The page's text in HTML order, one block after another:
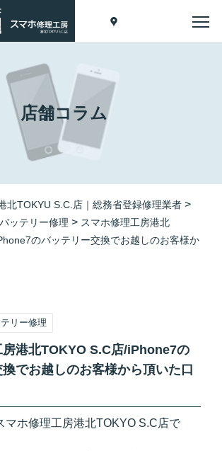
店舗コラム
北TOKYU S.C.店｜総務省登録修理業者 >
バッテリー修理 > スマホ修理工房港北
のバッテリー交換でお越しのお客様か
リー修理
房港北TOKYO S.C店/iPhone7の
でお越しのお客様から頂いた口
マホ修理工房港北TOKYO S.C店で